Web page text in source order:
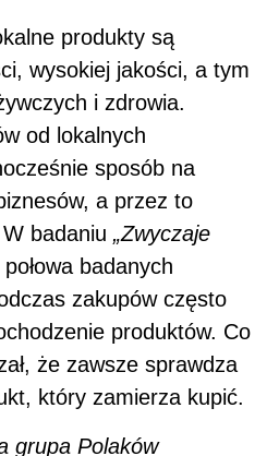
produkty są
wysokiej jakości, a tym
i zdrowia.
od lokalnych
sposób na
a przez to
badaniu „Zwyczaje
połowa badanych
zakupów często
produktów. Co
że zawsze sprawdza
który zamierza kupić.
grupa Polaków